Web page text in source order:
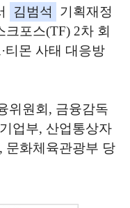
김범석
기획재정
포스(TF) 2차 회
티몬 사태 대응방
위원회, 금융감독
업부, 산업통상자
문화체육관광부 당